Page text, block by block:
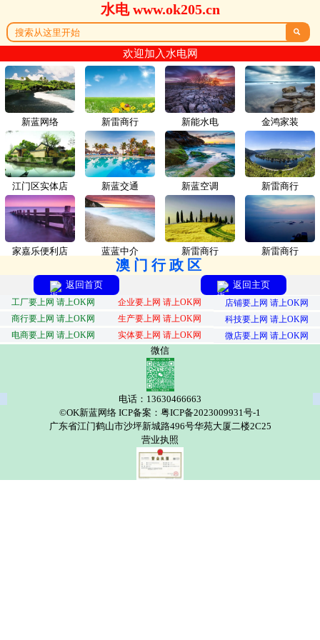
水电 www.ok205.cn

欢迎加入水电网
新蓝网络 新雷商行
江门区实体店 新蓝交通
家嘉乐便利店 蓝蓝中介
新能水电 金鸿家装
新蓝空调 新雷商行
新雷商行 新雷商行
澳门行政区
返回首页 返回主页
工厂要上网 请上OK网 企业要上网 请上OK网
店铺要上网 请上OK网
商行要上网 请上OK网
生产要上网 请上OK网
科技要上网 请上OK网
电商要上网 请上OK网
实体要上网 请上OK网 微店要上网 请上OK网
微信
电话：13630466663
©OK新蓝网络 ICP备案：粤ICP备2023009931号-1
广东省江门鹤山市沙坪新城路496号华苑大厦二楼2C25
营业执照